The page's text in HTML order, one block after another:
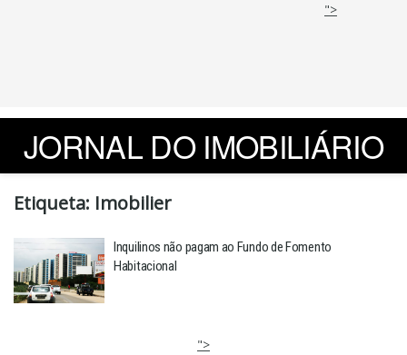
">
JORNAL DO IMOBILIÁRIO
Etiqueta: Imobilier
Inquilinos não pagam ao Fundo de Fomento
Habitacional
">